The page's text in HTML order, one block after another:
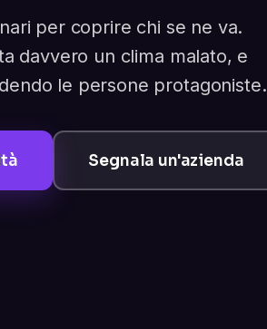
per coprire chi se ne va.
davvero un clima malato, e
le persone protagoniste.
Segnala un'azienda